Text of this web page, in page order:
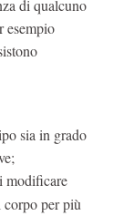
di qualcuno
esempio
sia in grado
modificare
corpo per più